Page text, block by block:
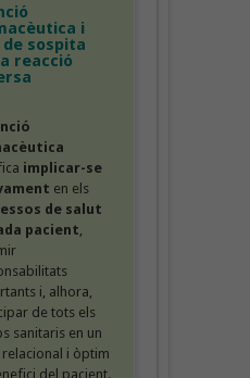
i
de sospita
reacció
implicar-se
en els
de salut
pacient
i, alhora,
de tots els
sanitaris en un
relacional i òptim
del pacient.